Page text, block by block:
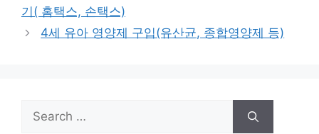
기( 홈택스, 손택스)
4세 유아 영양제 구입(유산균, 종합영양제 등)
Search
for: